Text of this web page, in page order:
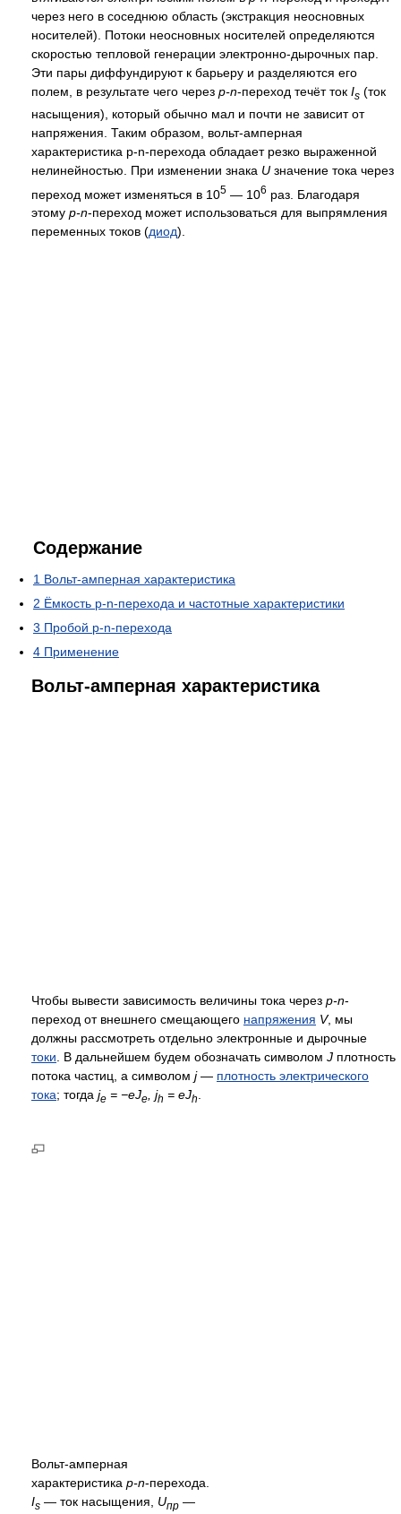
через него в соседнюю область (экстракция неосновных
носителей). Потоки неосновных носителей определяются
скоростью тепловой генерации электронно-дырочных пар.
Эти пары диффундируют к барьеру и разделяются его
полем, в результате чего через p-n-переход течёт ток Is (ток
насыщения), который обычно мал и почти не зависит от
напряжения. Таким образом, вольт-амперная
характеристика p-n-перехода обладает резко выраженной
нелинейностью. При изменении знака U значение тока через
переход может изменяться в 105 — 106 раз. Благодаря
этому p-n-переход может использоваться для выпрямления
переменных токов (диод).
Содержание
1 Вольт-амперная характеристика
2 Ёмкость p-n-перехода и частотные характеристики
3 Пробой p-n-перехода
4 Применение
Вольт-амперная характеристика
Чтобы вывести зависимость величины тока через p-n-
переход от внешнего смещающего напряжения V, мы
должны рассмотреть отдельно электронные и дырочные
токи. В дальнейшем будем обозначать символом J плотность
потока частиц, а символом j— плотность электрического
тока; тогда je = −eJe, jh = eJh.
Вольт-амперная
характеристика p-n-перехода.
Is — ток насыщения, Uпр —